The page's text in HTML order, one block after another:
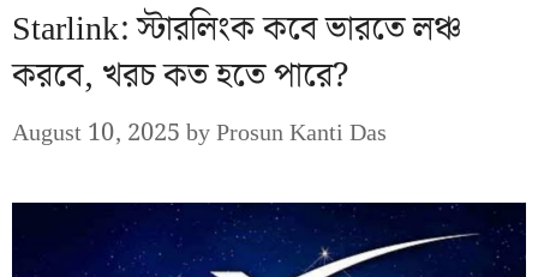
Starlink: স্টারলিংক কবে ভারতে লঞ্চ
করবে, খরচ কত হতে পারে?
August 10, 2025byProsun Kanti Das